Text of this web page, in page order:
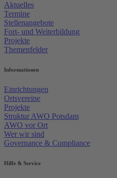
Aktuelles
Termine
Stellenangebote
Fort- und Weiterbildung
Projekte
Themenfelder
Informationen
Einrichtungen
Ortsvereine
Projekte
Struktur AWO Potsdam
AWO vor Ort
Wer wir sind
Governance & Compliance
Hilfe & Service